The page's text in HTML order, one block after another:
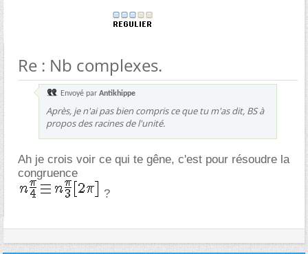
Re : Nb complexes.
Envoyé par Antikhippe
Après, je n'ai pas bien compris ce que tu m'as dit, BS à
propos des racines de l'unité.
Ah je crois voir ce qui te gêne, c'est pour résoudre la
congruence
?